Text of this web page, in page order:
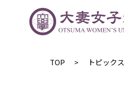
TOP トピックス